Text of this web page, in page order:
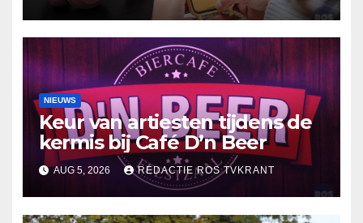
NIEUWS
Keur van artiesten tijdens de
kermis bij Café D’n Beer
AUG 5, 2026 REDACTIE ROS TVKRANT